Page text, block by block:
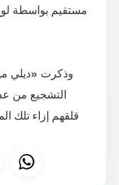
مستقيم بواسطة
وذكرت «ديلي
التشجيع من
قلقهم إزاء تلك